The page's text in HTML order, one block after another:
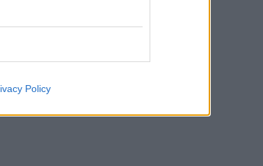
Policy
άστρων